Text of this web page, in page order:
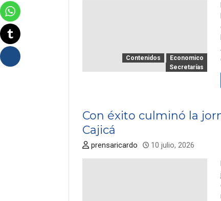
Contenidos
Economico
Secretarías
Con éxito culminó la
Cajicá
prensaricardo 10 julio, 2026